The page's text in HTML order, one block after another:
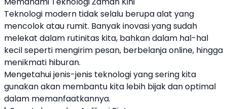
Teknologi modern tidak selalu berupa alat yang
mencolok atau rumit. Banyak inovasi yang sudah
melekat dalam rutinitas kita, bahkan dalam hal-hal
kecil seperti mengirim pesan, berbelanja online, hingga
menikmati hiburan.
Mengetahui jenis-jenis teknologi yang sering kita
gunakan akan membantu kita lebih bijak dan optimal
dalam memanfaatkannya.